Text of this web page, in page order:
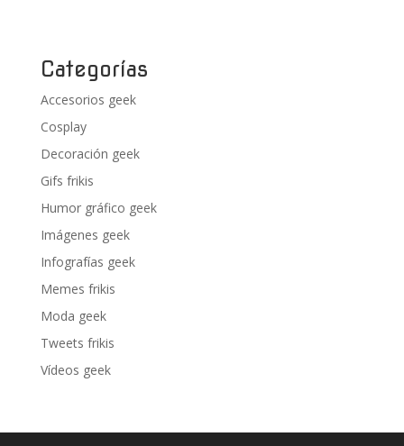
Categorías
Accesorios geek
Cosplay
Decoración geek
Gifs frikis
Humor gráfico geek
Imágenes geek
Infografías geek
Memes frikis
Moda geek
Tweets frikis
Vídeos geek